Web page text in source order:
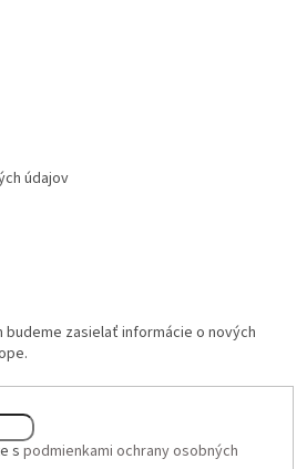
údajov
budeme zasielať informácie o nových
s podmienkami ochrany osobných